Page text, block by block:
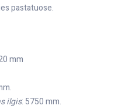
pastatuose.
mm
ilgis: 5750 mm.